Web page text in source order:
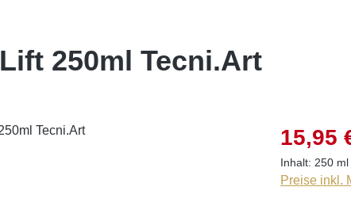
250ml Tecni.Art
15,95
Inhalt: 250 ml
Preise inkl.